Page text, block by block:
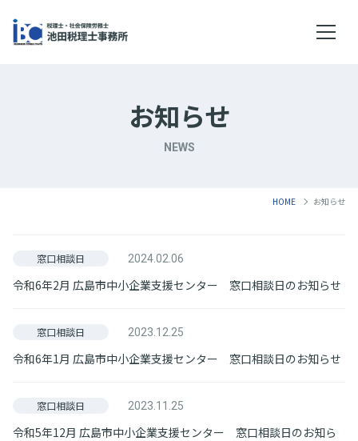
メニ
お知らせ
NEWS
HOME お知らせ
窓口相談日 2024.02.06
令和6年2月 広島市中小企業支援センター 窓口相談日のお知らせ
窓口相談日 2023.12.25
令和6年1月 広島市中小企業支援センター 窓口相談日のお知らせ
窓口相談日 2023.11.25
令和5年12月 広島市中小企業支援センター 窓口相談日のお知ら